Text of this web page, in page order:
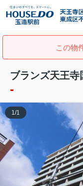
この物
ブランズ天王寺
-
1 /1